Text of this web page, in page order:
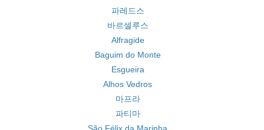
파레드스
바르셀루스
Alfragide
Baguim do Monte
Esgueira
Alhos Vedros
마프라
파티마